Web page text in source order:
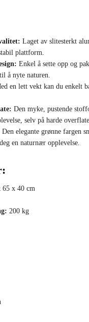
Laget av slitesterkt
plattform.
Enkel å sette opp og
å nyte naturen.
en lett vekt kan du enkelt
Den myke, pustende
selv på harde
Den elegante grønne fargen
en naturnær opplevelse.
65 x 40 cm
200 kg